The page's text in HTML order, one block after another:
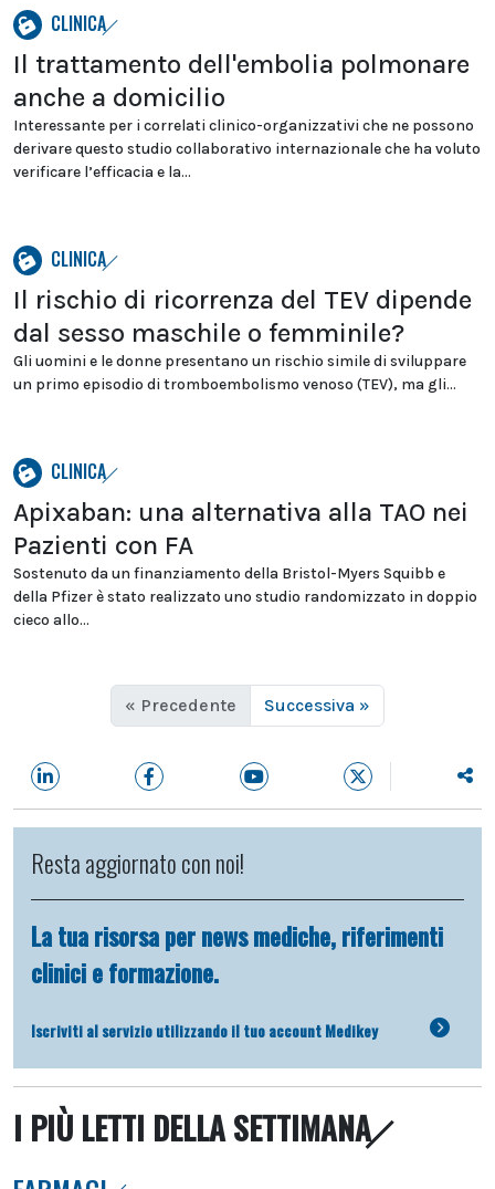
CLINICA
Il trattamento dell'embolia polmonare
anche a domicilio
Interessante per i correlati clinico-organizzativi che ne possono
derivare questo studio collaborativo internazionale che ha voluto
verificare l’efficacia e la...
CLINICA
Il rischio di ricorrenza del TEV dipende
dal sesso maschile o femminile?
Gli uomini e le donne presentano un rischio simile di sviluppare
un primo episodio di tromboembolismo venoso (TEV), ma gli...
CLINICA
Apixaban: una alternativa alla TAO nei
Pazienti con FA
Sostenuto da un finanziamento della Bristol-Myers Squibb e
della Pfizer è stato realizzato uno studio randomizzato in doppio
cieco allo...
« Precedente Successiva »
Resta aggiornato con noi!
La tua risorsa per news mediche, riferimenti
clinici e formazione.
Iscriviti al servizio utilizzando il tuo account Medikey
I PIÙ LETTI DELLA SETTIMANA